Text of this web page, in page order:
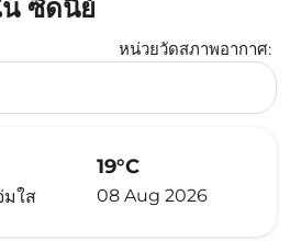
ซิดนีย์
หน่วยวัดสภาพอากาศ:
ซียส Selected
มใส
19°C
08 Aug 2026